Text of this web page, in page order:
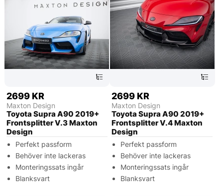
2699 KR
Maxton Design
Toyota Supra A90 2019+
Frontsplitter V.3 Maxton
Design
Perfekt passform
Behöver inte lackeras
Monteringssats ingår
Blanksvart
2699 KR
Maxton Design
Toyota Supra A90 2019+
Frontsplitter V.4 Maxton
Design
Perfekt passform
Behöver inte lackeras
Monteringssats ingår
Blanksvart